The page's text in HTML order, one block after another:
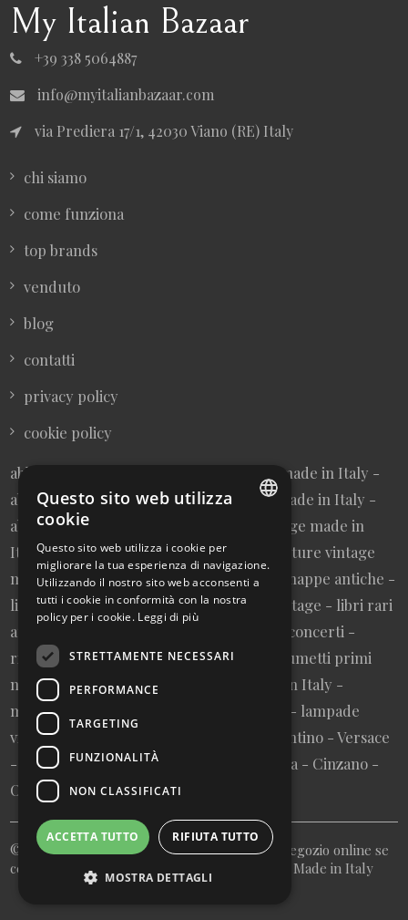
My Italian Bazaar
+39 338 5064887
info@myitalianbazaar.com
via Prediera 17/1, 42030 Viano (RE) Italy
chi siamo
come funziona
top brands
venduto
blog
contatti
privacy policy
cookie policy
abbigliamento donna vintage sartoriale made in Italy -
abbigliamento uomo vintage sartoriale made in Italy -
abbigliamento da collezione - borse vintage made in
Italy - cravatte vintage made in Italy - cinture vintage
made in Italy - collezionismo cartaceo - mappe antiche -
litografie e stampe antiche - cartoline vintage - libri rari
autografati fuori catalogo - memorabilia concerti -
riviste primi numeri annate complete - fumetti primi
numeri annate complete - design made in Italy -
modernariato - artigianato made in Italy - lampade
vintage - pubblicità vintage - vinile - Valentino - Versace
- Vespa - Fiat - Nutella - Campari - Gancia - Cinzano -
Olivetti - Giglio - Mulino Bianco - Barilla
© Copyright 2026 My Italian Bazaar - Il tuo negozio online se
cerchi antichità vintage rarità e collezionisimo Made in Italy
ENGLISH
Questo sito web utilizza
cookie
Questo sito web utilizza i cookie per
migliorare la tua esperienza di navigazione.
Utilizzando il nostro sito web acconsenti a
tutti i cookie in conformità con la nostra
policy per i cookie. Leggi di più
STRETTAMENTE NECESSARI
PERFORMANCE
TARGETING
FUNZIONALITÀ
NON CLASSIFICATI
ACCETTA TUTTO RIFIUTA TUTTO
MOSTRA DETTAGLI